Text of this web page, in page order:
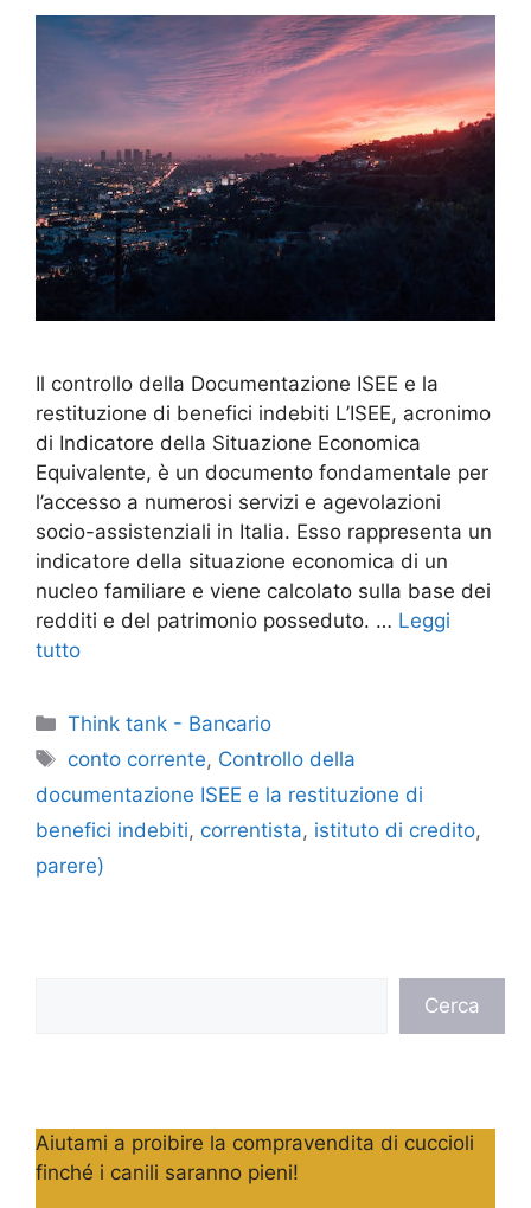
Il controllo della Documentazione ISEE e la
restituzione di benefici indebiti L’ISEE, acronimo
di Indicatore della Situazione Economica
Equivalente, è un documento fondamentale per
l’accesso a numerosi servizi e agevolazioni
socio-assistenziali in Italia. Esso rappresenta un
indicatore della situazione economica di un
nucleo familiare e viene calcolato sulla base dei
redditi e del patrimonio posseduto. … Leggi
tutto
Categorie
Think tank - Bancario
Tag
conto corrente, Controllo della
documentazione ISEE e la restituzione di
benefici indebiti, correntista, istituto di credito,
parere)
Cerca
Aiutami a proibire la compravendita di cuccioli
finché i canili saranno pieni!